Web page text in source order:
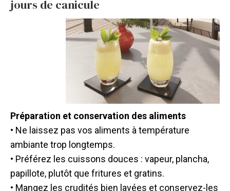
jours de canicule
Préparation et conservation des aliments
• Ne laissez pas vos aliments à température
ambiante trop longtemps.
• Préférez les cuissons douces : vapeur, plancha,
papillote, plutôt que fritures et gratins.
• Mangez les crudités bien lavées et conservez-les